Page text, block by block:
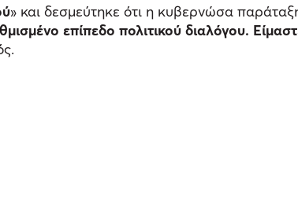
» και δεσμεύτηκε ότι η κυβερνώσα
επίπεδο πολιτικού διαλόγου.